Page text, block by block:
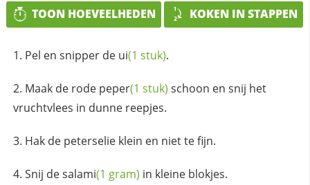
TOON HOEVEELHEDEN KOKEN IN STAPPEN
Pel en snipper de ui(1 stuk).
Maak de rode peper(1 stuk) schoon en snij het
vruchtvlees in dunne reepjes.
Hak de peterselie klein en niet te fijn.
Snij desalami(1 gram) in kleine blokjes.